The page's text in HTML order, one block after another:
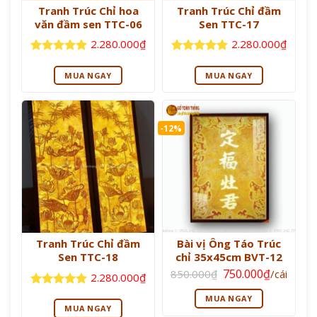
Tranh Trúc Chỉ hoa
văn đầm sen TTC-06
5
2.280.000₫
MUA NGAY
Tranh Trúc Chỉ đầm
Sen TTC-17
5
2.280.000₫
MUA NGAY
Tranh Trúc Chỉ đầm
Sen TTC-18
5
2.280.000₫
MUA NGAY
-12%
Bài vị Ông Táo Trúc
chỉ 35x45cm BVT-12
850.000₫ Giá
gốc
là:
850.000₫.
750.000₫Giá
hiện
/cái
MUA NGAY